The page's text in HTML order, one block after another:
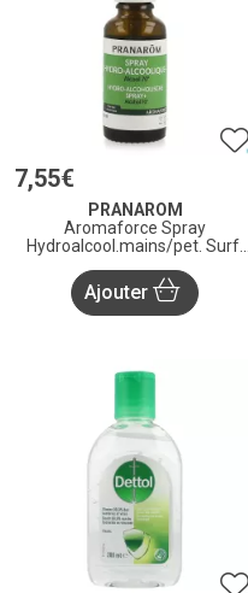
7,55€
PRANAROM
Aromaforce Spray
Hydroalcool.mains/pet. Surf.
Ajouter